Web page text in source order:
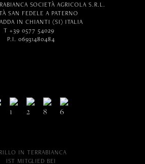
SOCIETÀ AGRICOLA S.R.L.
SAN FEDELE A PATERNO
IN CHIANTI (SI) ITALIA
T +39 0577 54029
P.I. 06931480484
IN TERRABIANCA
IST MITGLIED BEI